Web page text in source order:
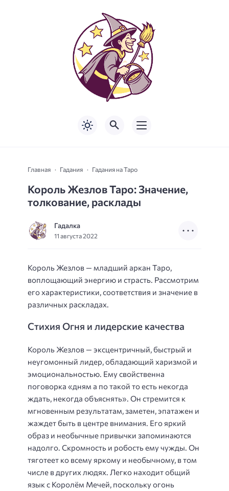
Главная Гадания Гадания на Таро
Король Жезлов Таро: Значение,
толкование, расклады
Гадалка
11 августа 2022
Король Жезлов — младший аркан Таро,
воплощающий энергию и страсть. Рассмотрим
его характеристики, соответствия и значение в
различных раскладах.
Стихия Огня и лидерские качества
Король Жезлов — эксцентричный, быстрый и
неугомонный лидер, обладающий харизмой и
эмоциональностью. Ему свойственна
поговорка «дням а по такой то есть некогда
ждать, некогда объяснять». Он стремится к
мгновенным результатам, заметен, эпатажен и
жаждет быть в центре внимания. Его яркий
образ и необычные привычки запоминаются
надолго. Скромность и робость ему чужды. Он
тяготеет ко всему яркому и необычному, в том
числе в других людях. Легко находит общий
язык с Королём Мечей, поскольку огонь